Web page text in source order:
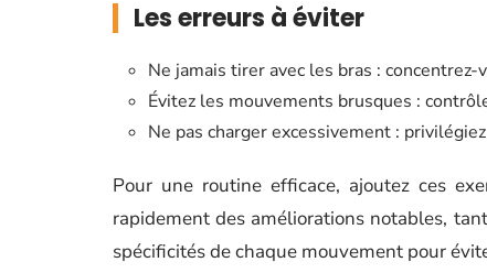
Les erreurs à éviter
Ne jamais tirer avec les bras : concentrez-
Évitez les mouvements brusques :
Ne pas charger excessivement :
Pour une routine efficace, ajoutez ces
rapidement des améliorations notables,
spécificités de chaque mouvement pour